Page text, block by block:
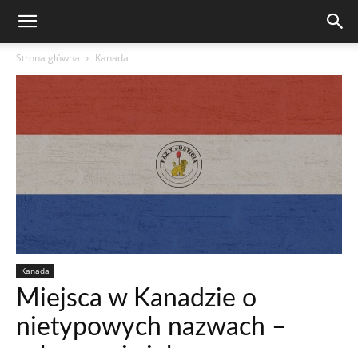
Strona główna Kanada
Kanada
Miejsca w Kanadzie o
nietypowych nazwach –